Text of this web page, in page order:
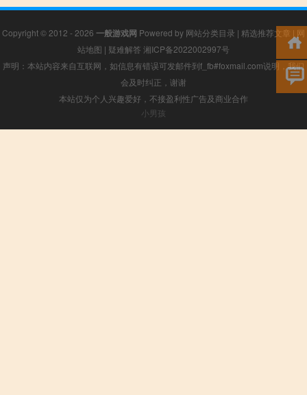
Copyright © 2012 - 2026 一般游戏网 Powered by 网站分类目录 | 精选推荐文章 | 网
站地图 | 疑难解答 湘ICP备2022002997号
声明：本站内容来自互联网，如信息有错误可发邮件到f_fb#foxmail.com说明，我们
会及时纠正，谢谢
本站仅为个人兴趣爱好，不接盈利性广告及商业合作
小男孩